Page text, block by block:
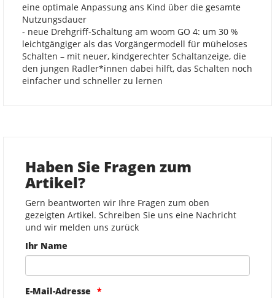
eine optimale Anpassung ans Kind über die gesamte
Nutzungsdauer
- neue Drehgriff-Schaltung am woom GO 4: um 30 %
leichtgängiger als das Vorgängermodell für müheloses
Schalten – mit neuer, kindgerechter Schaltanzeige, die
den jungen Radler*innen dabei hilft, das Schalten noch
einfacher und schneller zu lernen
Haben Sie Fragen zum
Artikel?
Gern beantworten wir Ihre Fragen zum oben
gezeigten Artikel. Schreiben Sie uns eine Nachricht
und wir melden uns zurück
Ihr Name
E-Mail-Adresse